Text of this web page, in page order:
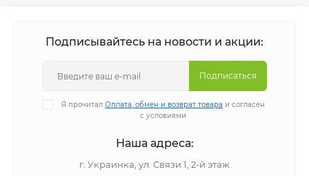
Подписывайтесь на новости и акции:
Подписаться
Я прочитал Оплата, обмен и возврат товара и согласен
с условиями
Наша адреса:
г. Украинка, ул. Связи 1, 2-й этаж